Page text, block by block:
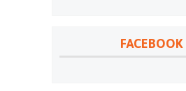
FACEBOOK